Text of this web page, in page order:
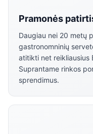
Pramonės
Daugiau nei 20 metų
gastronomninių
atitikti net reikliausius
Suprantame rinkos
sprendimus.